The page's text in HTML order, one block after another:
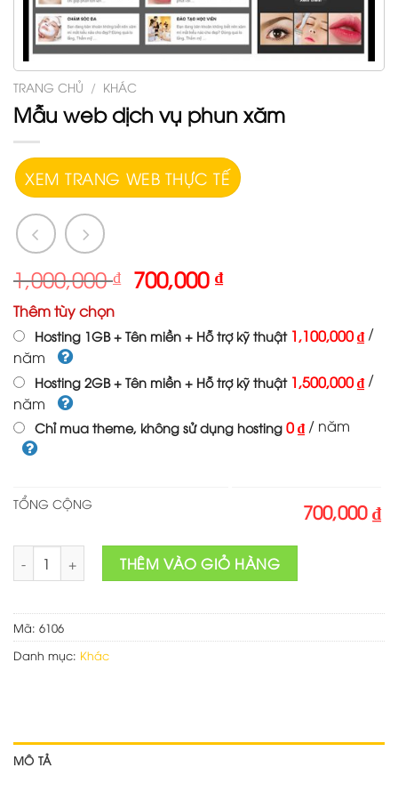
TRANG CHỦ / KHÁC
Mẫu web dịch vụ phun xăm
XEM TRANG WEB THỰC TẾ
1,000,000₫ 700,000₫
Thêm tùy chọn
Hosting 1GB + Tên miền + Hỗ trợ kỹ thuật 1,100,000 ₫ /
năm
Hosting 2GB + Tên miền + Hỗ trợ kỹ thuật 1,500,000 ₫ /
năm
Chỉ mua theme, không sử dụng hosting 0 ₫ / năm
TỔNG CỘNG 700,000 ₫
Mẫu web dịch vụ phun xăm số lượng
THÊM VÀO GIỎ HÀNG
Mã: 6106
Danh mục: Khác
MÔ TẢ